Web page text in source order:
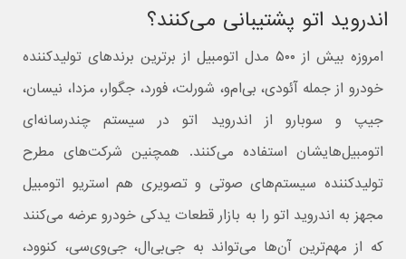
اندروید اتو پشتیبانی می‌کنند؟
امروزه بیش از ۵۰۰ مدل اتومبیل از برترین برندهای تولیدکننده
خودرو از جمله آئودی، بی‌ام‌و، شورلت، فورد، جگوار، مزدا، نیسان،
جیپ و سوبارو از اندروید اتو در سیستم چندرسانه‌ای
اتومبیل‌هایشان استفاده می‌کنند. همچنین شرکت‌های مطرح
تولیدکننده سیستم‌های صوتی و تصویری هم استریو اتومبیل
مجهز به اندروید اتو را به بازار قطعات یدکی خودرو عرضه می‌کنند
که از مهم‌ترین آن‌ها می‌تواند به جی‌بی‌ال، جی‌وی‌سی، کنوود،